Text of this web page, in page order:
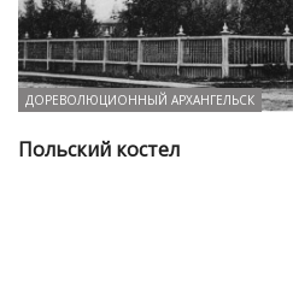
ДОРЕВОЛЮЦИОННЫЙ АРХАНГЕЛЬСК
Польский костел